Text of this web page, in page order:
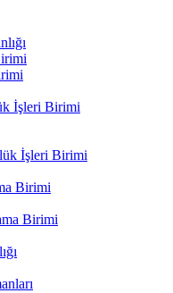
İşleri Birimi
İşleri Birimi
Birimi
Birimi